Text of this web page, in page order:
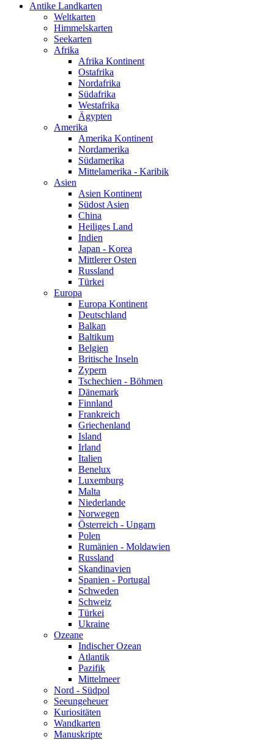
Antike Landkarten
Weltkarten
Himmelskarten
Seekarten
Afrika
Afrika Kontinent
Ostafrika
Nordafrika
Südafrika
Westafrika
Ägypten
Amerika
Amerika Kontinent
Nordamerika
Südamerika
Mittelamerika - Karibik
Asien
Asien Kontinent
Südost Asien
China
Heiliges Land
Indien
Japan - Korea
Mittlerer Osten
Russland
Türkei
Europa
Europa Kontinent
Deutschland
Balkan
Baltikum
Belgien
Britische Inseln
Zypern
Tschechien - Böhmen
Dänemark
Finnland
Frankreich
Griechenland
Island
Irland
Italien
Benelux
Luxemburg
Malta
Niederlande
Norwegen
Österreich - Ungarn
Polen
Rumänien - Moldawien
Russland
Skandinavien
Spanien - Portugal
Schweden
Schweiz
Türkei
Ukraine
Ozeane
Indischer Ozean
Atlantik
Pazifik
Mittelmeer
Nord - Südpol
Seeungeheuer
Kuriositäten
Wandkarten
Manuskripte